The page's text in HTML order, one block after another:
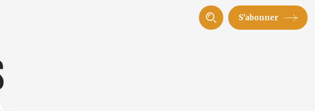
S’abonner